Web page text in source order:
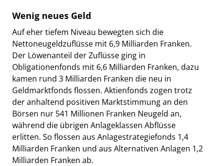
Wenig neues Geld
Auf eher tiefem Niveau bewegten sich die
Nettoneugeldzuflüsse mit 6,9 Milliarden Franken.
Der Löwenanteil der Zuflüsse ging in
Obligationenfonds mit 6,6 Milliarden Franken, dazu
kamen rund 3 Milliarden Franken die neu in
Geldmarktfonds flossen. Aktienfonds zogen trotz
der anhaltend positiven Marktstimmung an den
Börsen nur 541 Millionen Franken Neugeld an,
während die übrigen Anlageklassen Abflüsse
erlitten. So flossen aus Anlagestrategiefonds 1,4
Milliarden Franken und aus Alternativen Anlagen 1,2
Milliarden Franken ab.